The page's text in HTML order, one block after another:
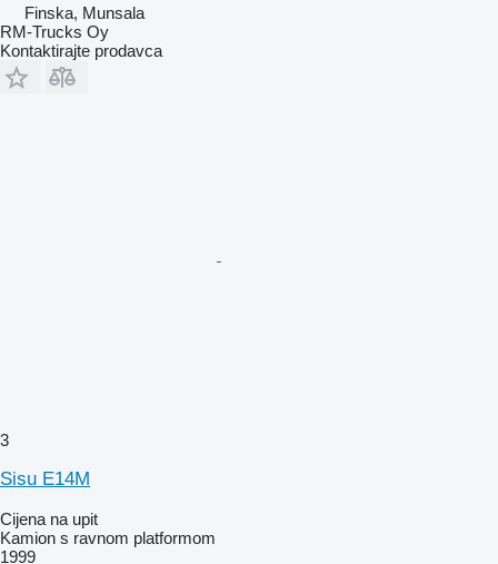
Finska, Munsala
RM-Trucks Oy
Kontaktirajte prodavca
3
Sisu E14M
Cijena na upit
Kamion s ravnom platformom
1999